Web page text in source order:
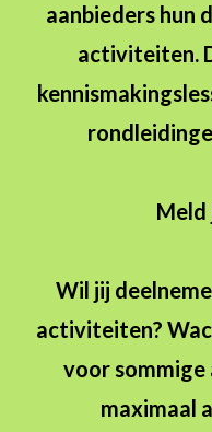
aanbieders hun
activiteiten.
Meld
Wil jij
activiteiten?
voor
maximaal